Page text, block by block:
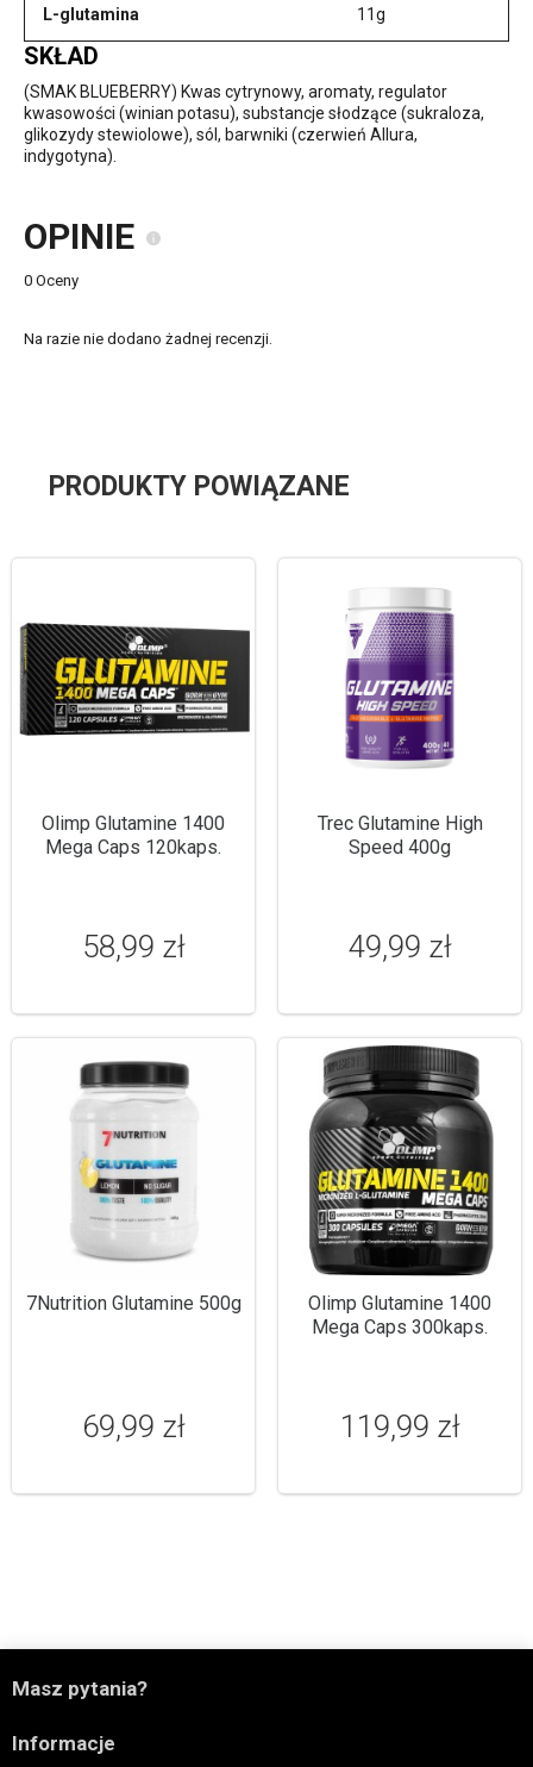
L-glutamina 11g
SKŁAD
(SMAK BLUEBERRY) Kwas cytrynowy, aromaty, regulator
kwasowości (winian potasu), substancje słodzące (sukraloza,
glikozydy stewiolowe), sól, barwniki (czerwień Allura,
indygotyna).
OPINIE
0 Oceny
Na razie nie dodano żadnej recenzji.
PRODUKTY POWIĄZANE
Olimp Glutamine 1400
Mega Caps 120kaps.
58,99 zł
Trec Glutamine High
Speed 400g
49,99 zł
7Nutrition Glutamine 500g
69,99 zł
Olimp Glutamine 1400
Mega Caps 300kaps.
119,99 zł
Masz pytania?
Informacje